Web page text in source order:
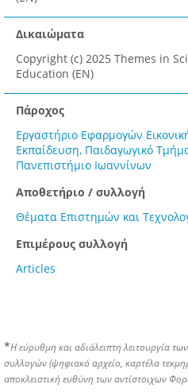
Δικαιώματα
Copyright (c) 2025 Themes in
Education (EN)
Πάροχος
Εργαστήριο Εφαρμογών
Εκπαίδευση, Παιδαγωγικό
Πανεπιστήμιο Ιωαννίνων
Αποθετήριο / συλλογή
Θέματα Επιστημών και
Επιμέρους συλλογή
Articles
*Η εύρυθμη και αδιάλειπτη λειτουργία
συλλογών (ψηφιακό αρχείο, καρτέλα
αποκλειστική ευθύνη των αντίστοιχων